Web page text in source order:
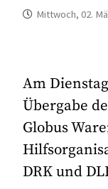
Mittwoch, 02.
Am
Übergabe
Globus
DRK und